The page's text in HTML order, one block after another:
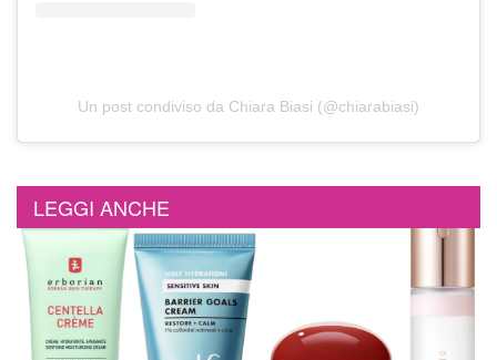
Un post condiviso da Chiara Biasi (@chiarabiasi)
LEGGI ANCHE